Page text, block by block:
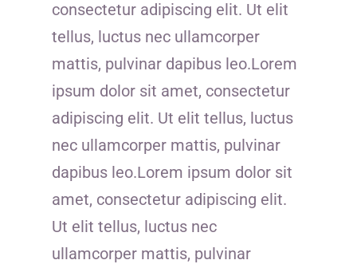
consectetur adipiscing elit. Ut elit
tellus, luctus nec ullamcorper
mattis, pulvinar dapibus leo.Lorem
ipsum dolor sit amet, consectetur
adipiscing elit. Ut elit tellus, luctus
nec ullamcorper mattis, pulvinar
dapibus leo.Lorem ipsum dolor sit
amet, consectetur adipiscing elit.
Ut elit tellus, luctus nec
ullamcorper mattis, pulvinar